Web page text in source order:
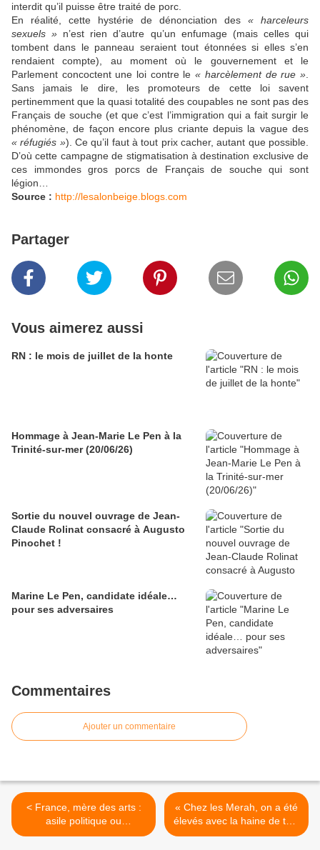
interdit qu’il puisse être traité de porc.
En réalité, cette hystérie de dénonciation des « harceleurs
sexuels » n’est rien d’autre qu’un enfumage (mais celles qui
tombent dans le panneau seraient tout étonnées si elles s’en
rendaient compte), au moment où le gouvernement et le
Parlement concoctent une loi contre le« harcèlement de rue »
Sans jamais le dire, les promoteurs de cette loi savent
pertinemment que la quasi totalité des coupables ne sont pas des
Français de souche (et que c’est l’immigration qui a fait surgir le
phénomène, de façon encore plus criante depuis la vague des
« réfugiés »). Ce qu’il faut à tout prix cacher, autant que possible.
D’où cette campagne de stigmatisation à destination exclusive de
ces immondes gros porcs de Français de souche qui sont
légion…
Source : http://lesalonbeige.blogs.com
Partager
Vous aimerez aussi
RN : le mois de juillet de la honte
Hommage à Jean-Marie Le Pen à la
Trinité-sur-mer (20/06/26)
Sortie du nouvel ouvrage de Jean-
Claude Rolinat consacré à Augusto
Pinochet !
Marine Le Pen, candidate idéale…
pour ses adversaires
Commentaires
Ajouter un commentaire
< France, mère des arts :
asile politique ou
psychiatrique ?
« Chez les Merah, on a été
élevés avec la haine de tout
ce qui n’est pas musulman